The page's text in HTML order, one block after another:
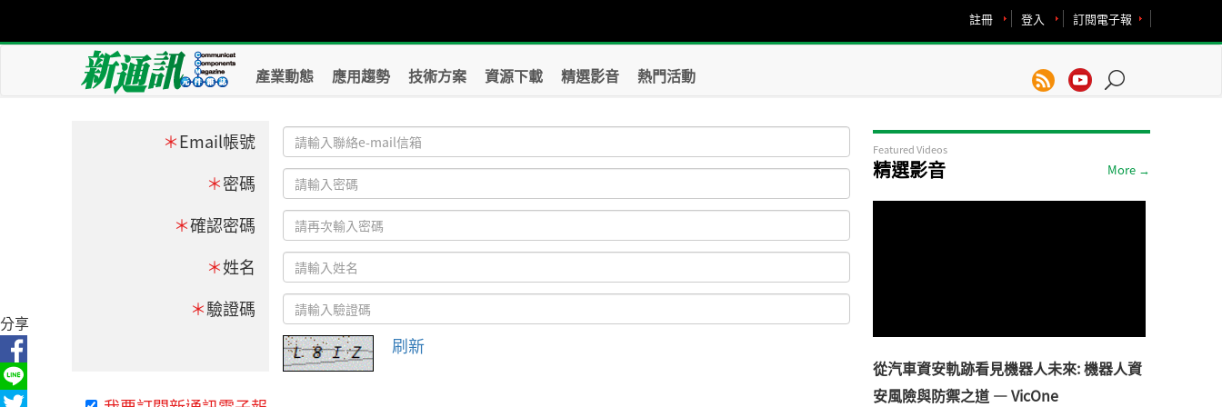
訂閱電子報
登入
註冊
產業動態 應用趨勢 技術方案 資源下載 精選影音 熱門活動
＊Email帳號
＊密碼
＊確認密碼
＊姓名
＊驗證碼
刷新
Featured Videos
精選影音 More →
從汽車資安軌跡看見機器人未來: 機器人資
安風險與防禦之道 — VicOne
分享